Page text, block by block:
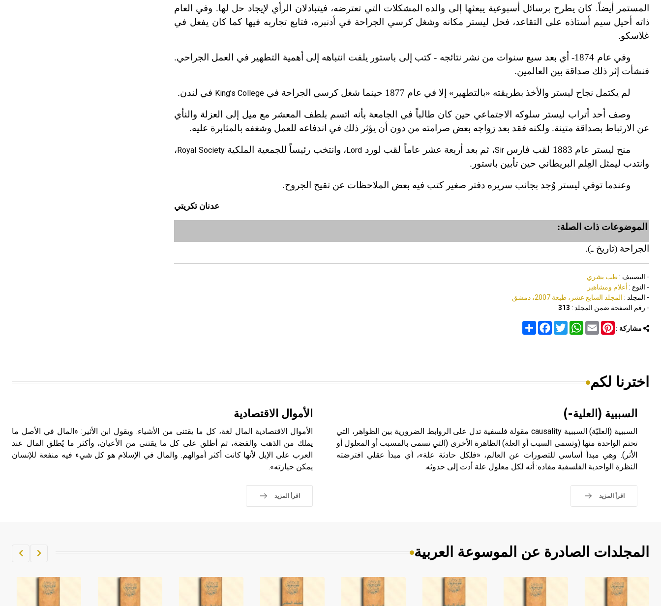
المستمر أيضاً. كان يطرح برسائل أسبوعية يبعثها إلى والده المشكلات التي تعترضه، فيتبادلان الرأي لإيجاد حل لها. وفي العام
ذاته أحيل سيم أستاذه على التقاعد، فحل ليستر مكانه وشغل كرسي الجراحة في أدنبره، فتابع تجاربه فيها كما كان يفعل في
غلاسكو.
وفي عام 1874- أي بعد سبع سنوات من نشر نتائجه - كتب إلى باستور يلفت انتباهه إلى أهمية التطهير في العمل الجراحي.
فنشأت إثر ذلك صداقة بين العالمين.
لم يكتمل نجاح ليستر والأخذ بطريقته «بالتطهير» إلا في عام 1877 حينما شغل كرسي الجراحة في King’s College في لندن.
وصف أحد أتراب ليستر سلوكه الاجتماعي حين كان طالباً في الجامعة بأنه اتسم بلطف المعشر مع ميل إلى العزلة والنأي
عن الارتباط بصداقة متينة. ولكنه فقد بعد زواجه بعض صرامته من دون أن يؤثر ذلك في اندفاعه للعمل وشغفه بالمثابرة عليه.
منح ليستر عام 1883 لقب فارس Sir، ثم بعد أربعة عشر عاماً لقب لورد Lord، وانتخب رئيساً للجمعية الملكيةRoyal Society،
وانتدب ليمثل العِلم البريطاني حين تأبين باستور.
وعندما توفي ليستر وُجد بجانب سريره دفتر صغير كتب فيه بعض الملاحظات عن تقيح الجروح.
عدنان تكريتي
الموضوعات ذات الصلة:
الجراحة (تاريخ ـ).
- التصنيف :طب بشري
- النوع : أعلام ومشاهير
- المجلد : المجلد السابع عشر، طبعة 2007، دمشق
- رقم الصفحة ضمن المجلد : 313
مشاركة : Share
FacebookTwitter
WhatsAppEmail
Pinterest
اخترنا لكم
السببية (العلية-)
السببية (العليّة) السببية causality مقولة فلسفية تدل على الروابط الضرورية بين الظواهر، التي
تحتم الواحدة منها (وتسمى السبب أو العلة) الظاهرة الأخرى (التي تسمى بالمسبب أو المعلول أو
الأثر). وهي مبدأ أساسي للتصورات عن العالم، «فلكل حادثة علة»، أي مبدأ عقلي افترضته
النظرة الواحدية الفلسفية مفاده: أنه لكل معلول علة أدت إلى حدوثه.
اقرأ المزيد
الأموال الاقتصادية
الأموال الاقتصادية المال لغة، كل ما يقتنى من الأشياء. ويقول ابن الأثير: «المال في الأصل ما
يملك من الذهب والفضة، ثم أطلق على كل ما يقتنى من الأعيان، وأكثر ما يُطلق المال عند
العرب على الإبل لأنها كانت أكثر أموالهم. والمال في الإسلام هو كل شيء فيه منفعة للإنسان
يمكن حيازته».
اقرأ المزيد
المجلدات الصادرة عن الموسوعة العربية